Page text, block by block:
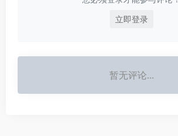
立即登录
暂无评论...